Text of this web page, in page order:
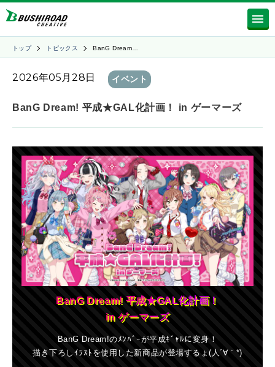
トップ トピックス BanG Dream…
2026年05月28日 イベント
BanG Dream! 平成★GAL化計画！ in ゲーマーズ
BanG Dream! 平成★GAL化計画！
in ゲーマーズ
BanG Dream!のﾒﾝﾊﾞｰが平成ｷﾞｬﾙに変身！
描き下ろしｲﾗｽﾄを使用した新商品が登場するょ(人´∀｀*)